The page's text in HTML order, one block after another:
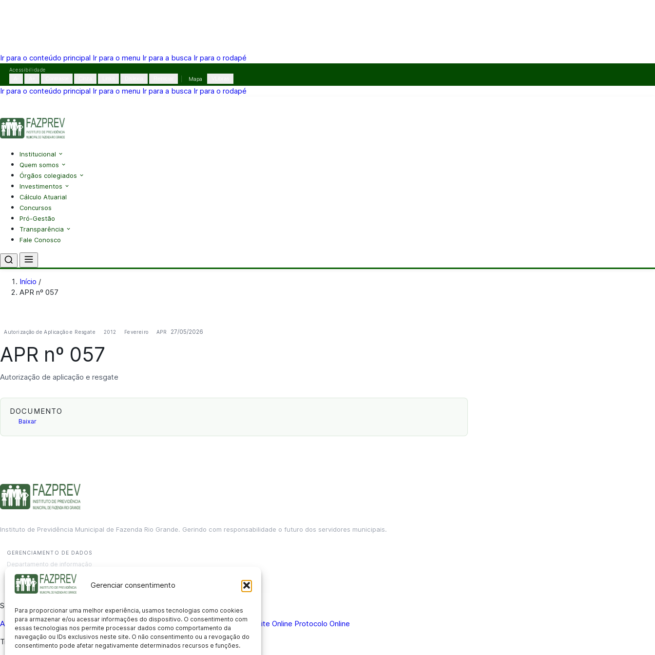
Gerenciar consentimento
Para proporcionar uma melhor experiência, usamos tecnologias como cookies
para armazenar e/ou acessar informações do dispositivo. O consentimento com
essas tecnologias nos permite processar dados como comportamento da
navegação ou IDs exclusivos neste site. O não consentimento ou a revogação do
consentimento pode afetar negativamente determinados recursos e funções.
Ir para o conteúdo principal Ir para o menu Ir para a busca Ir para o rodapé
Pular
o
Acessibilidade
Mapa
Ir para o conteúdo principal Ir para o menu Ir para a busca Ir para o rodapé
Institucional
Quem somos
Órgãos colegiados
Investimentos
Cálculo Atuarial
Concursos
Pró-Gestão
Transparência
Fale Conosco
Início /
APR nº 057
Autorização de Aplicação e Resgate 2012 Fevereiro APR 27/05/2026
APR nº 057
Autorização de aplicação e resgate
DOCUMENTO
Baixar
Instituto de Previdência Municipal de Fazenda Rio Grande. Gerindo com responsabilidade o futuro dos servidores municipais.
GERENCIAMENTO DE DADOS
Departamento de informação
contato@fazprev.pr.gov.br
(41) 3995-2146
Serviços
Aposentadoria Pensão por Morte Benefício por Invalidez Auxílio Doença Holerite Online Protocolo Online
Transparência